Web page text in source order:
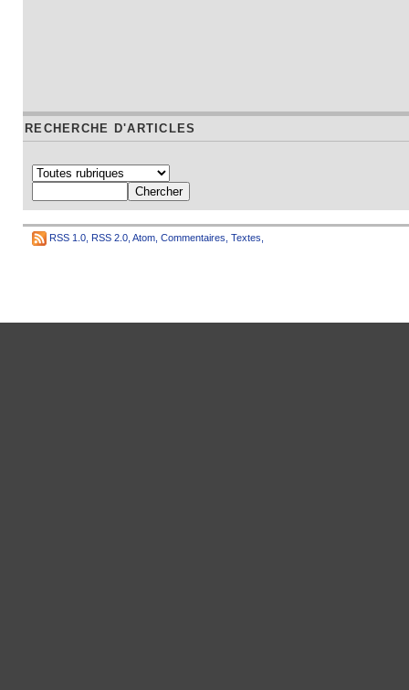
RECHERCHE D'ARTICLES
RSS 1.0 RSS 2.0 Atom Commentaires Textes